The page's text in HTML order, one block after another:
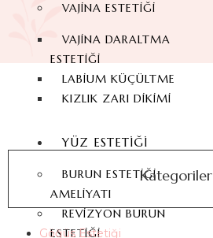
VAJINA ESTETIĞI
VAJINA DARALTMA
ESTETIĞI
LABIUM KÜÇÜLTME
KIZLIK ZARI DIKIMI
YÜZ ESTETIĞI
BURUN ESTETIĞI
AMELIYATI
REVIZYON BURUN
ESTETIĞI
Kategoriler
Göğüs Estetiği